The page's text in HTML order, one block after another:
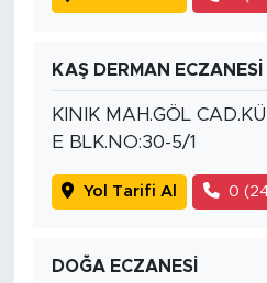
KAŞ DERMAN ECZANESİ
KINIK MAH.GÖL
E BLK.NO:30-5/1
Yol Tarifi Al 0
DOĞA ECZANESİ